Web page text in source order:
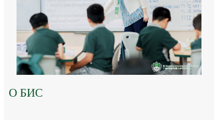
О БИС